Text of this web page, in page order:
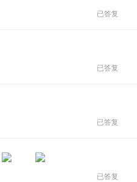
已答复
已答复
已答复
已答复